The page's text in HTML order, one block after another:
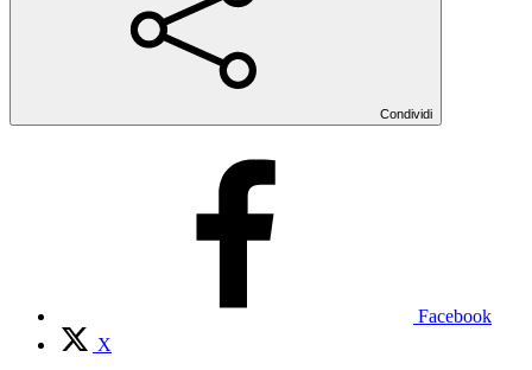
Condividi
Facebook
X